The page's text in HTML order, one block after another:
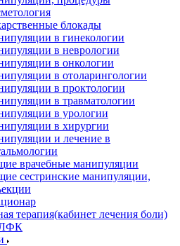
блокады
в гинекологии
в неврологии
в онкологии
в отоларингологии
в проктологии
в травматологии
в урологии
в хирургии
и лечение в
врачебные манипуляции
сестринские манипуляции,
терапия(кабинет лечения боли)
ЛФК